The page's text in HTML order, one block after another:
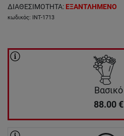
ΔΙΑΘΕΣΙΜΟΤΗΤΑ: ΕΞΑΝΤΛΗΜΕΝΟ
κωδικός: INT-1713
Βασικό
88.00 €